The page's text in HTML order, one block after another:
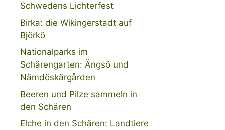
Schwedens Lichterfest
Birka: die Wikingerstadt auf
Björkö
Nationalparks im
Schärengarten: Ängsö und
Nämdöskärgården
Beeren und Pilze sammeln in
den Schären
Elche in den Schären: Landtiere